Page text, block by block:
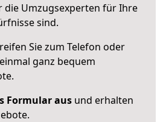
die Umzugsexperten für Ihre
sind.
Sie zum Telefon oder
ganz bequem
Formular aus und erhalten